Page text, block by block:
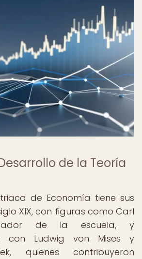
de la Teoría
de Economía tiene sus
XIX, con figuras como Carl
de la escuela, y
con Ludwig von Mises y
quienes contribuyeron